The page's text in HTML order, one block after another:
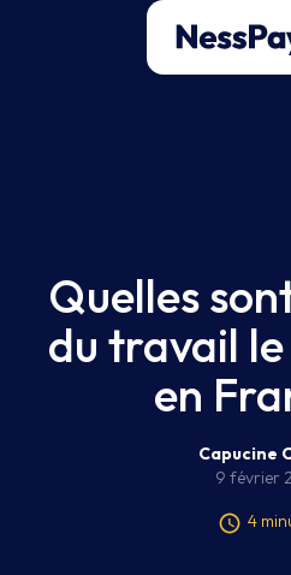
Quelles
du travail
en
Capucine
9 février
4